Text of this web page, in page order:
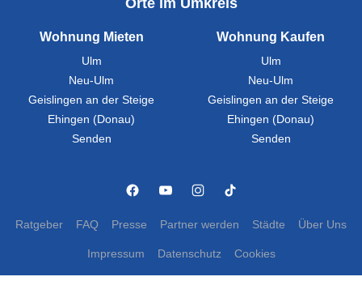
Wohnung Mieten
Ulm
Neu-Ulm
Geislingen an der Steige
Ehingen (Donau)
Senden
Wohnung Kaufen
Ulm
Neu-Ulm
Geislingen an der Steige
Ehingen (Donau)
Senden
Ratgeber FAQ Presse Partner werden Städte Über Uns
Impressum Datenschutz Cookies